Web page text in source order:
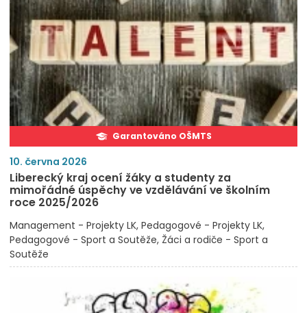
Garantováno OŠMTS
10. června 2026
Liberecký kraj ocení žáky a studenty za
mimořádné úspěchy ve vzdělávání ve školním
roce 2025/2026
Management - Projekty LK Pedagogové - Projekty LK
Pedagogové - Sport a Soutěže Žáci a rodiče - Sport a
Soutěže